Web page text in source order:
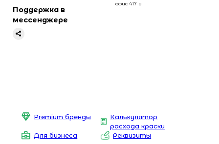
Поддержка в
мессенджере
офис 417 в
Premium бренды
Калькулятор
расхода краски
Для бизнеса
Реквизиты